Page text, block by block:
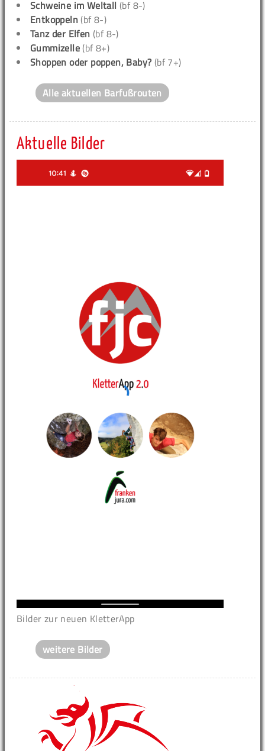
Schweine im Weltall (bf 8-)
Entkoppeln (bf 8-)
Tanz der Elfen (bf 8-)
Gummizelle (bf 8+)
Shoppen oder poppen, Baby? (bf 7+)
Alle aktuellen Barfußrouten
Aktuelle Bilder
Bilder zur neuen KletterApp
weitere Bilder